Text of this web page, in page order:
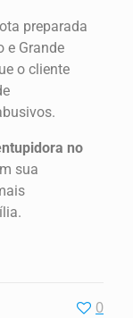
preparada
e Grande
o cliente
no
sua
0